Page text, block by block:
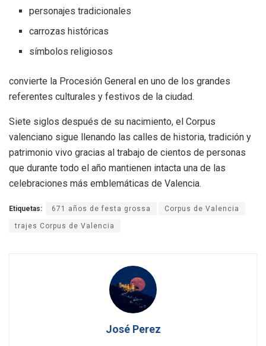
personajes tradicionales
carrozas históricas
símbolos religiosos
convierte la Procesión General en uno de los grandes
referentes culturales y festivos de la ciudad.
Siete siglos después de su nacimiento, el Corpus
valenciano sigue llenando las calles de historia, tradición y
patrimonio vivo gracias al trabajo de cientos de personas
que durante todo el año mantienen intacta una de las
celebraciones más emblemáticas de Valencia.
Etiquetas: 671 años de festa grossa Corpus de Valencia
trajes Corpus de Valencia
José Perez